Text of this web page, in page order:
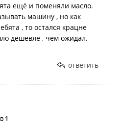
ещё и поменяли масло.
машину , но как
, то остался крацне
дешевле , чем ожидал.
ответить
1